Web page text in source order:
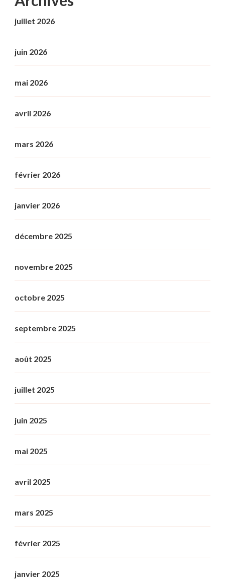
juillet 2026
juin 2026
mai 2026
avril 2026
mars 2026
février 2026
janvier 2026
décembre 2025
novembre 2025
octobre 2025
septembre 2025
août 2025
juillet 2025
juin 2025
mai 2025
avril 2025
mars 2025
février 2025
janvier 2025